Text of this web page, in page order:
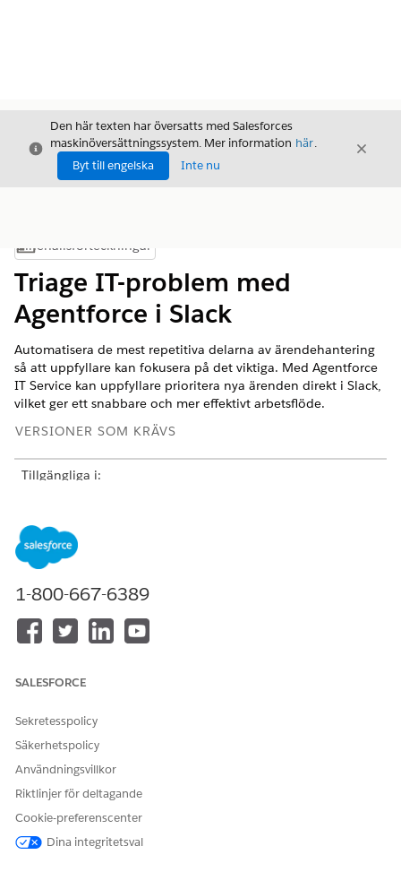
Stäng
Den här texten har översatts med Salesforces
maskinöversättningssystem. Mer information här.
Byt till engelska
Inte nu
Stäng
Visa innehållsförteckning
Innehållsförteckningar
Triage IT-problem med
Agentforce i Slack
Automatisera de mest repetitiva delarna av ärendehantering
så att uppfyllare kan fokusera på det viktiga. Med Agentforce
IT Service kan uppfyllare prioritera nya ärenden direkt i Slack,
vilket ger ett snabbare och mer effektivt arbetsflöde.
VERSIONER SOM KRÄVS
Tillgängliga i:
Affärsutmaning
Uppfyllare spenderar en betydande del av sin dag på att
manuellt triagera biljetter repetitivt. För varje nytt ärende
måste de läsa beskrivningen, identifiera tjänsten, ange
prioritet och sedan tilldela ärendet till rätt team. Denna
process är arbetskrävande, tidskrävande och felbenägen.
Triagering med Agentforce i Slack automatiserar detta tråkiga
Automatiserad bedömning: Agentforce hanterar den
inledande bedömningen av varje ärende och identifierar
automatiskt nyckelinformation och föreslår rätt kategori,
prioritet och tilldelning.
Ökad effektivitet: Fyllare frigörs för att fokusera på faktisk
högre värde.
1-800-667-6389
SALESFORCE
Sekretesspolicy
Säkerhetspolicy
Användningsvillkor
Riktlinjer för deltagande
Cookie-preferenscenter
Dina integritetsval